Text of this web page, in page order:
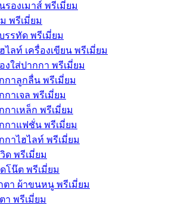
รองเมาส์ พรีเมี่ยม
พรีเมี่ยม
รรทัด พรีเมี่ยม
ไลท์ เครื่องเขียน พรีเมี่ยม
งใส่ปากกา พรีเมี่ยม
กาลูกลื่น พรีเมี่ยม
กาเจล พรีเมี่ยม
กาเหล็ก พรีเมี่ยม
กาแฟชั่น พรีเมี่ยม
กาไฮไลท์ พรีเมี่ยม
ด พรีเมี่ยม
โน๊ต พรีเมี่ยม
า ผ้าขนหนู พรีเมี่ยม
า พรีเมี่ยม